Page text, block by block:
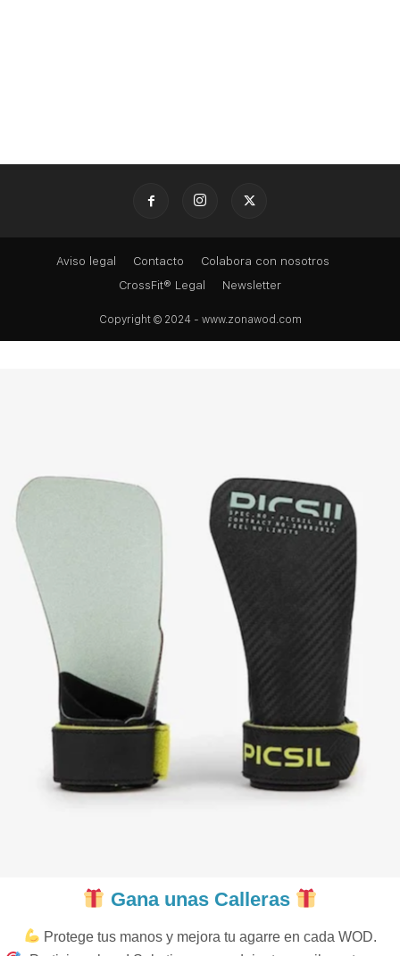
Aviso legal Contacto
Colabora con nosotros
CrossFit® Legal
Newsletter
Copyright © 2024 - www.zonawod.com
Gana unas Calleras
Protege tus manos y mejora tu agarre en cada WOD.